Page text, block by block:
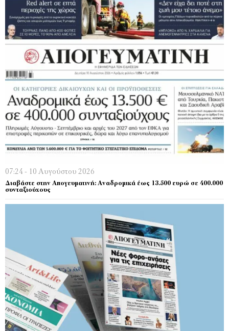
07:24 - 10 Αυγούστου 2026
Διαβάστε στην Απογευματινή: Αναδρομικά έως 13.500 ευρώ σε 400.000
συνταξιούχους